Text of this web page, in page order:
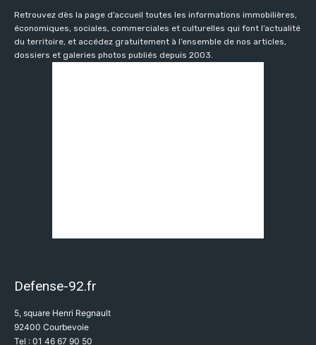
Retrouvez dès la page d’accueil toutes les informations immobilières,
économiques, sociales, commerciales et culturelles qui font l’actualité
du territoire, et accédez gratuitement à l’ensemble de nos articles,
dossiers et galeries photos publiés depuis 2003.
Defense-92.fr
5, square Henri Regnault
92400 Courbevoie
Tel : 01 46 67 90 50